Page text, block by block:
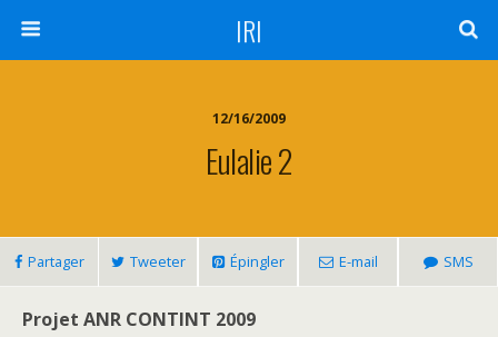
IRI
12/16/2009
Eulalie 2
Partager Tweeter Épingler E-mail SMS
Projet ANR CONTINT 2009